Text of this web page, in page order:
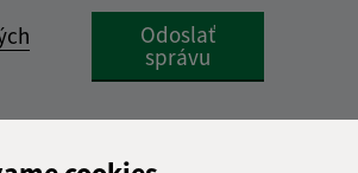
Google reCaptcha Response
Odoslať
správu